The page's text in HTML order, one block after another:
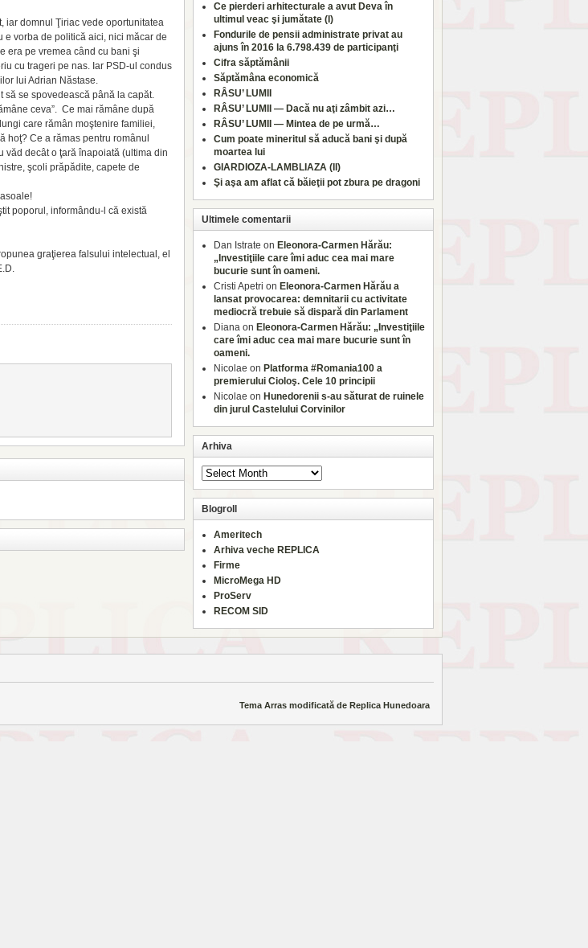
iar domnul Ţiriac vede opor­tunitatea
vorba de politică aici, nici măcar de
era pe vremea când cu bani şi
cu trageri pe nas. Iar PSD-ul condus
lui Adrian Năstase.
să se spovedească până la capăt.
ceva”. Ce mai rămâne după
care rămân moştenire familiei,
hoţ? Ce a rămas pentru românul
văd decât o ţară înapoiată (ultima din
şcoli prăpădite, capete de
poporul, informându-l că există
graţierea falsului intelectual, el
Ce pierderi arhitecturale a avut Deva în
ultimul veac şi jumătate (I)
Fondurile de pensii administrate privat au
ajuns în 2016 la 6.798.439 de participanţi
Cifra săptămânii
Săptămâna economică
RÂSU’ LUMII
RÂSU’ LUMII — Dacă nu aţi zâmbit azi…
RÂSU’ LUMII — Mintea de pe urmă…
Cum poate mineritul să aducă bani şi după
moartea lui
GIARDIOZA-LAMBLIAZA (II)
Şi aşa am aflat că băieţii pot zbura pe dragoni
Ultimele comentarii
Dan Istrate on Eleonora-Carmen Hărău:
„Investiţiile care îmi aduc cea mai mare
bucurie sunt în oameni.
Cristi Apetri on Eleonora-Carmen Hărău a
lansat provocarea: demnitarii cu activitate
mediocră trebuie să dispară din Parlament
Diana on Eleonora-Carmen Hărău: „Investiţiile
care îmi aduc cea mai mare bucurie sunt în
oameni.
Nicolae on Platforma #Romania100 a
premierului Cioloş. Cele 10 principii
Nicolae on Hunedorenii s-au săturat de ruinele
din jurul Castelului Corvinilor
Arhiva
Blogroll
Ameritech
Arhiva veche REPLICA
Firme
MicroMega HD
ProServ
RECOM SID
Tema Arras modificată de Replica Hunedoara